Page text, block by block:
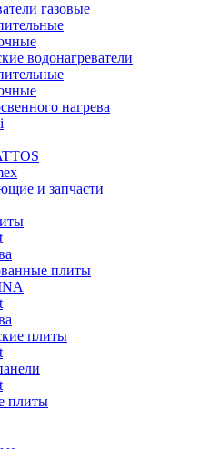
газовые
водонагреватели
нагрева
и запчасти
плиты
плиты
плиты